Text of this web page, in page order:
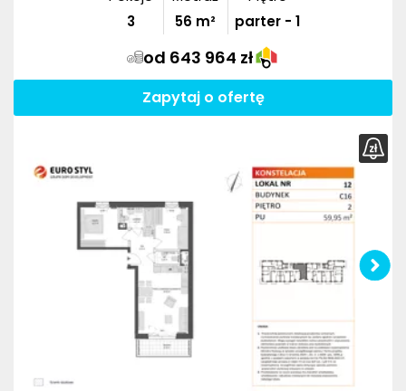
3
56 m²
parter - 1
od 643 964 zł
Zapytaj o ofertę